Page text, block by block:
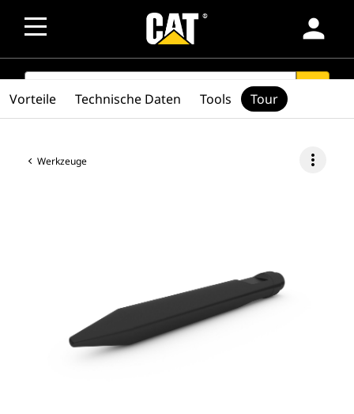
person
SEARCH
Werkzeuge more_vert
Vorteile Technische Daten Tools Tour